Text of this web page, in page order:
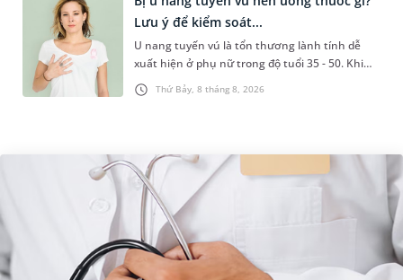
Thứ Bảy, 8 tháng 8, 2026
Lưu ý để kiểm soát...
U nang tuyến vú là tổn thương lành tính dễ
xuất hiện ở phụ nữ trong độ tuổi 35 - 50. Khi
được chẩn đoán mắc bệnh, nhiều người
thường băn khoăn u nang tuyến v...